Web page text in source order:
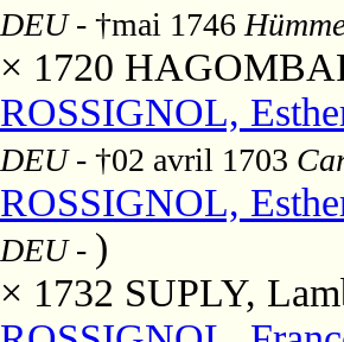
DEU- †mai 1746
× 1720
ROSSIGNOL,
DEU- †02 avril 1703
ROSSIGNOL,
DEU- )
× 1732 SUPLY,